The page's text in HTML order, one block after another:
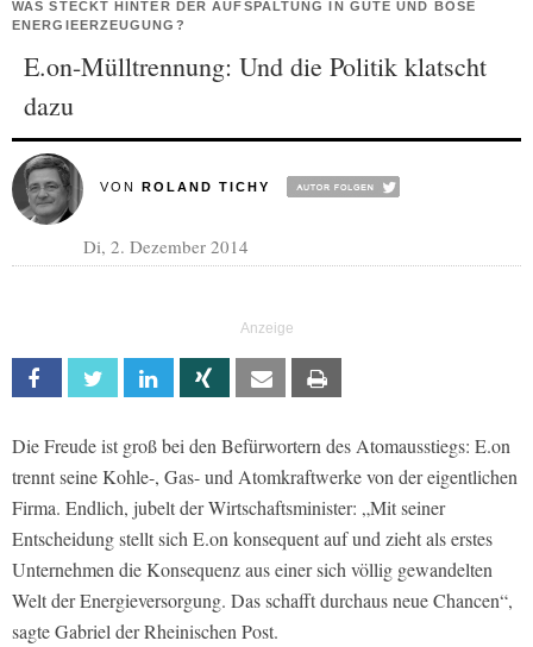
WAS STECKT HINTER DER AUFSPALTUNG IN GUTE UND BÖSE
ENERGIEERZEUGUNG?
E.on-Mülltrennung: Und die Politik klatscht
dazu
VON ROLAND TICHY
Di, 2. Dezember 2014
Facebook Twitter Linkedin Xing Email
Die Freude ist groß bei den Befürwortern des Atomausstiegs: E.on
trennt seine Kohle-, Gas- und Atomkraftwerke von der eigentlichen
Firma. Endlich, jubelt der Wirtschaftsminister: „Mit seiner
Entscheidung stellt sich E.on konsequent auf und zieht als erstes
Unternehmen die Konsequenz aus einer sich völlig gewandelten
Welt der Energieversorgung. Das schafft durchaus neue Chancen“,
sagte Gabriel derRheinischen Post.